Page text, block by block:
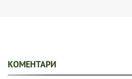
КОМЕНТАРИ